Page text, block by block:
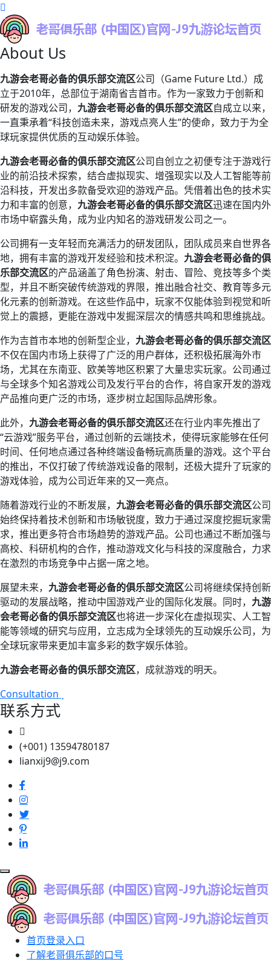
About Us
九游会老哥必备的俱乐部交流区公司（Game Future Ltd.）成
立于2010年，总部位于湖南省吉首市。作为一家致力于创新和
研发的游戏公司， 九游会老哥必备的俱乐部交流区自成立以来，
一直秉承着“科技创造未来，游戏点亮人生”的使命，致力于为全
球玩家提供优质的互动娱乐体验。
九游会老哥必备的俱乐部交流区公司自创立之初便专注于游戏行
业的前沿技术探索，结合虚拟现实、增强现实以及人工智能等前
沿科技，开发出多款备受欢迎的游戏产品。凭借着出色的技术实
力和丰富的创意， 九游会老哥必备的俱乐部交流区迅速在国内外
市场中崭露头角，成为业内知名的游戏研发公司之一。
公司拥有一支年轻而充满活力的研发团队，团队成员来自世界各
地，拥有丰富的游戏开发经验和技术积淀。 九游会老哥必备的俱
乐部交流区的产品涵盖了角色扮演、射击、冒险、竞技等多个类
型，并且不断突破传统游戏的界限，推出融合社交、教育等多元
化元素的创新游戏。在这些作品中，玩家不仅能体验到视觉和听
觉上的震撼，更能在游戏中发掘深层次的情感共鸣和思维挑战。
作为吉首市本地的创新型企业， 九游会老哥必备的俱乐部交流区
不仅在国内市场上获得了广泛的用户群体，还积极拓展海外市
场，尤其在东南亚、欧美等地区积累了大量忠实玩家。公司通过
与全球多个知名游戏公司及发行平台的合作，将自家开发的游戏
产品推向更广泛的市场，逐步树立起国际品牌形象。
此外， 九游会老哥必备的俱乐部交流区还在行业内率先推出了
“云游戏”服务平台，通过创新的云端技术，使得玩家能够在任何
时间、任何地点通过各种终端设备畅玩高质量的游戏。这个平台
的推出，不仅打破了传统游戏设备的限制，还极大提升了玩家的
游戏体验，成为公司近年来的又一亮点。
随着游戏行业的不断发展， 九游会老哥必备的俱乐部交流区公司
始终保持着技术创新和市场敏锐度，致力于通过深度挖掘玩家需
求，推出更多符合市场趋势的游戏产品。公司也通过不断加强与
高校、科研机构的合作，推动游戏文化与科技的深度融合，力求
在激烈的市场竞争中占据一席之地。
展望未来， 九游会老哥必备的俱乐部交流区公司将继续保持创新
驱动的发展战略，推动中国游戏产业的国际化发展。同时， 九游
会老哥必备的俱乐部交流区也将进一步深化在虚拟现实、人工智
能等领域的研究与应用，立志成为全球领先的互动娱乐公司，为
全球玩家带来更加丰富多彩的数字娱乐体验。
九游会老哥必备的俱乐部交流区，成就游戏的明天。
Consultation
联系方式
(+001) 13594780187
lianxij9@j9.com
首页登录入口
了解老哥俱乐部的口号